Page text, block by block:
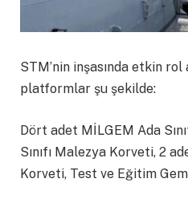
STM’nin inşasında etkin rol
platformlar şu şekilde:
Dört adet MİLGEM Ada
Sınıfı Malezya Korveti, 2
Korveti, Test ve Eğitim